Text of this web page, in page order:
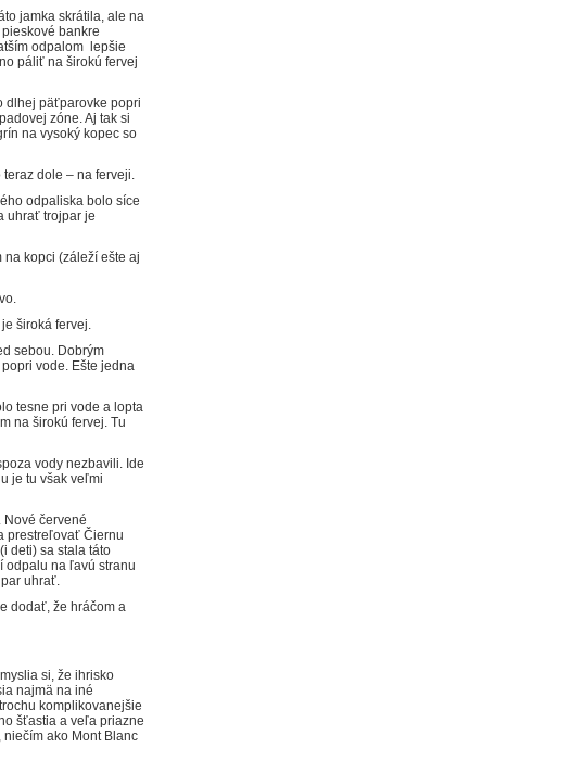
jamka skrátila, ale na
bankre
odpalom lepšie
páliť na širokú fervej
dlhej päťparovke popri
zóne. Aj tak si
na vysoký kopec so
dole – na ferveji.
odpaliska bolo síce
uhrať trojpar je
kopci (záleží ešte aj
široká fervej.
sebou. Dobrým
vode. Ešte jedna
tesne pri vode a lopta
na širokú fervej. Tu
vody nezbavili. Ide
je tu však veľmi
Nové červené
prestreľovať Čiernu
deti) sa stala táto
odpalu na ľavú stranu
uhrať.
dodať, že hráčom a
si, že ihrisko
najmä na iné
komplikovanejšie
šťastia a veľa priazne
niečím ako Mont Blanc